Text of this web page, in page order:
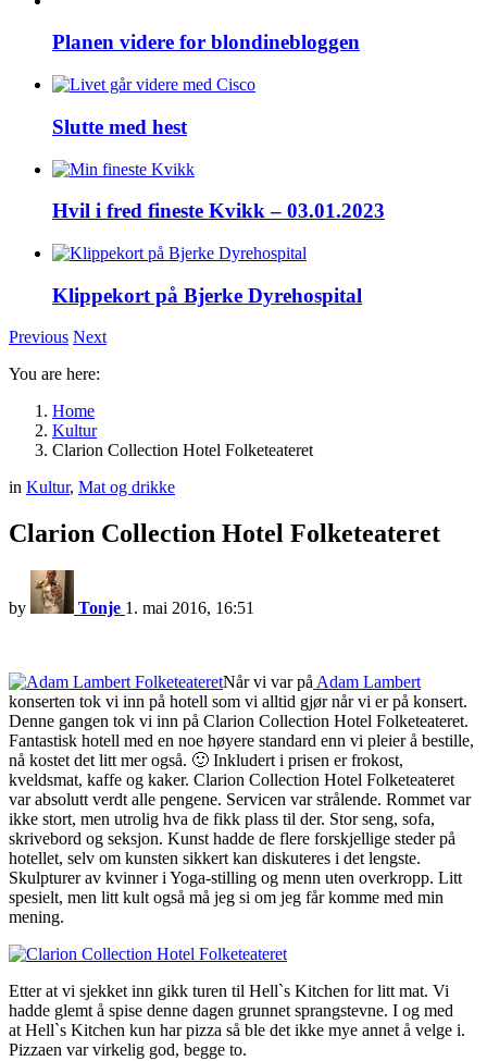
Planen videre for blondinebloggen
Slutte med hest
Hvil i fred fineste Kvikk – 03.01.2023
Klippekort på Bjerke Dyrehospital
Previous Next
You are here:
Home
Kultur
Clarion Collection Hotel Folketeateret
in Kultur, Mat og drikke
Clarion Collection Hotel Folketeateret
by Tonje 1. mai 2016, 16:51
Når vi var på Adam Lambert
konserten tok vi inn på hotell som vi alltid gjør når vi er på konsert.
Denne gangen tok vi inn på Clarion Collection Hotel Folketeateret.
Fantastisk hotell med en noe høyere standard enn vi pleier å bestille,
nå kostet det litt mer også. 🙂 Inkludert i prisen er frokost,
kveldsmat, kaffe og kaker. Clarion Collection Hotel Folketeateret
var absolutt verdt alle pengene. Servicen var strålende. Rommet var
ikke stort, men utrolig hva de fikk plass til der. Stor seng, sofa,
skrivebord og seksjon. Kunst hadde de flere forskjellige steder på
hotellet, selv om kunsten sikkert kan diskuteres i det lengste.
Skulpturer av kvinner i Yoga-stilling og menn uten overkropp. Litt
spesielt, men litt kult også må jeg si om jeg får komme med min
mening.
Etter at vi sjekket inn gikk turen til Hell`s Kitchen for litt mat. Vi
hadde glemt å spise denne dagen grunnet sprangstevne. I og med
at Hell`s Kitchen kun har pizza så ble det ikke mye annet å velge i.
Pizzaen var virkelig god, begge to.